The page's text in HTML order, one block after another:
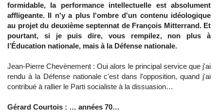
formidable, la performance intellectuelle est absolument
affligeante. Il n'y a plus l'ombre d'un contenu idéologique
au projet du deuxième septennat de François Mitterrand. Et
pourtant, si je puis dire, vous rempilez, non plus à
l’Éducation nationale, mais à la Défense nationale.
Jean-Pierre Chevènement : Oui alors le principal service que j'ai
rendu à la Défense nationale c'est dans l'opposition, quand j'ai
contribué à rallier le Parti socialiste à la dissuasion…
Gérard Courtois : … années 70…